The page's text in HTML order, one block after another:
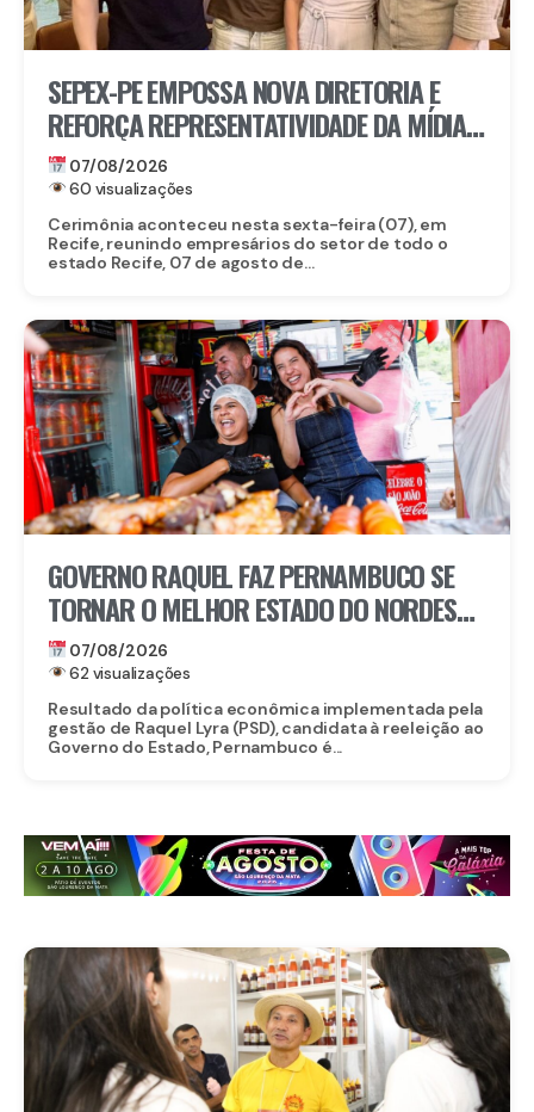
SEPEX-PE EMPOSSA NOVA DIRETORIA E
REFORÇA REPRESENTATIVIDADE DA MÍDIA
EXTERIOR EM PERNAMBUCO
07/08/2026
60 visualizações
Cerimônia aconteceu nesta sexta-feira (07), em
Recife, reunindo empresários do setor de todo o
estado Recife, 07 de agosto de...
GOVERNO RAQUEL FAZ PERNAMBUCO SE
TORNAR O MELHOR ESTADO DO NORDESTE
PARA EMPREENDER E AVANÇA AO TOP 3
NACIONAL
07/08/2026
62 visualizações
Resultado da política econômica implementada pela
gestão de Raquel Lyra (PSD), candidata à reeleição ao
Governo do Estado, Pernambuco é...